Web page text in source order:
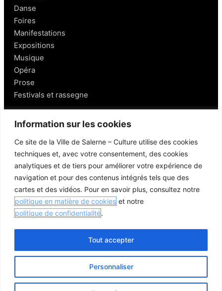
Information sur les cookies
Ce site de la Ville de Salerne – Culture utilise des cookies
techniques et, avec votre consentement, des cookies
analytiques et de tiers pour améliorer votre expérience de
navigation et pour des contenus intégrés tels que des
cartes et des vidéos. Pour en savoir plus, consultez notre
politique en matière de cookies et notre
politique de confidentialité.
Personnaliser
Tout accepter
Danse
Foires
Manifestations
Expositions
Musique
Opéra
Prose
Festivals et rassegne
Salerno
Personnages
Gastronomie et vins
Mobilité à Salerne
Lieux aux alentours
Liens utiles
CréditsPolitique de confidentialité